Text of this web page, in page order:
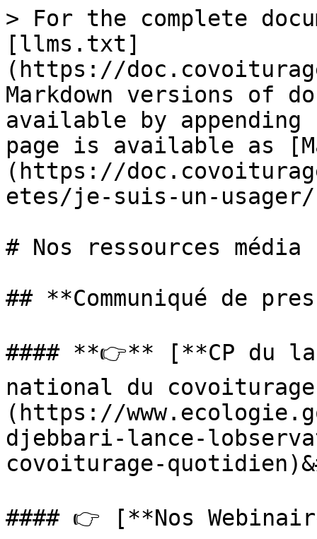
> For the complete
[llms.txt]
(https://
Markdown versions of
available by
page is available as
(https://
etes/je-suis-un-usager/
# Nos ressources média
## **Communiqué de
#### **👉** [**CP du
national du
(https://
djebbari-lance-
covoiturage-
#### 👉 [**Nos